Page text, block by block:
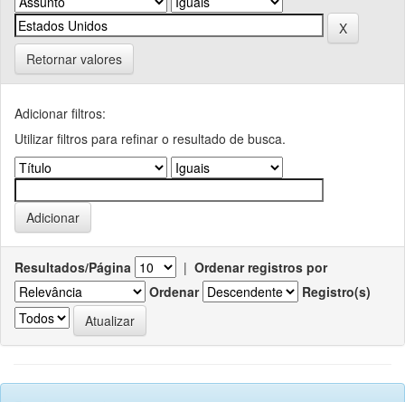
Retornar valores
Adicionar filtros:
Utilizar filtros para refinar o resultado de busca.
Resultados/Página | Ordenar registros por
Ordenar
Registro(s)